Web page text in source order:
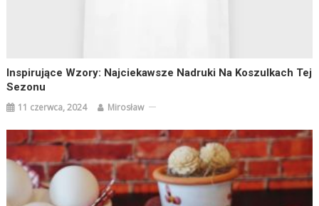
Inspirujące Wzory: Najciekawsze Nadruki Na Koszulkach Tej
Sezonu
11 czerwca, 2024 Mirosław